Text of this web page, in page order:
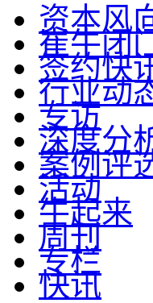
资本风
崔牛闭
签约快
行业动
专访
深度分
案例评
活动
牛起来
周刊
专栏
快讯